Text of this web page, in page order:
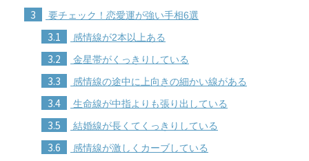
3 要チェック！恋愛運が強い手相6選
3.1 感情線が2本以上ある
3.2 金星帯がくっきりしている
3.3 感情線の途中に上向きの細かい線がある
3.4 生命線が中指よりも張り出している
3.5 結婚線が長くてくっきりしている
3.6 感情線が激しくカーブしている